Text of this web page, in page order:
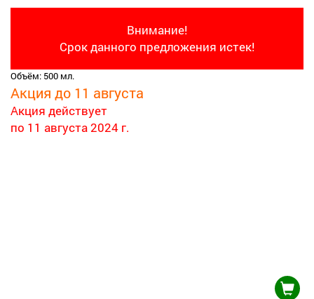
Внимание!
Срок данного предложения истек!
Объём: 500 мл.
Акция до 11 августа
Акция действует
по 11 августа 2024 г.